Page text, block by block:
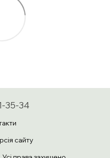
35-34
сайту